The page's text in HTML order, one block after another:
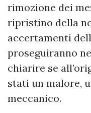
rimozione dei
ripristino della
accertamenti
proseguiranno
chiarire se
stati un malore,
meccanico.